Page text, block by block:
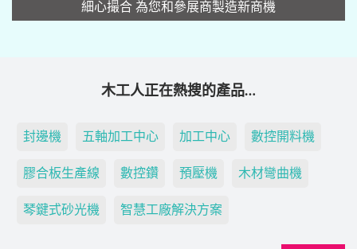
細心撮合 為您和參展商製造新商機
木工人正在熱搜的產品…
封邊機 五軸加工中心 加工中心 數控開料機
膠合板生產線 數控鑽 預壓機 木材彎曲機
琴鍵式砂光機 智慧工廠解決方案